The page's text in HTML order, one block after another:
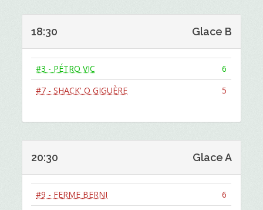
18:30 Glace B
#3 - PÉTRO VIC
6
#7 - SHACK' O GIGUÈRE
5
20:30 Glace A
#9 - FERME BERNI
6